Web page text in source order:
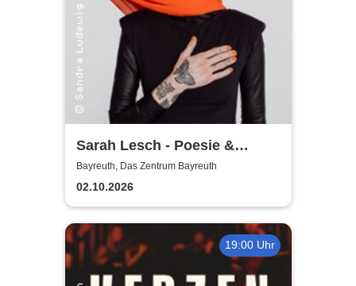
Sarah Lesch - Poesie &
Widerstand Tour
Bayreuth, Das Zentrum Bayreuth
02.10.2026
19:00 Uhr